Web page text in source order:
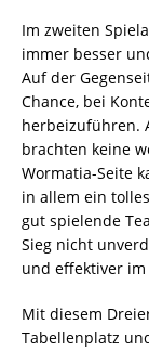
Im zweiten
immer besser
Auf der
Chance, bei
herbeizuführen.
brachten keine
Wormatia-Seite
in allem ein
gut spielende
Sieg nicht
und effektiver
Mit diesem
Tabellenplatz